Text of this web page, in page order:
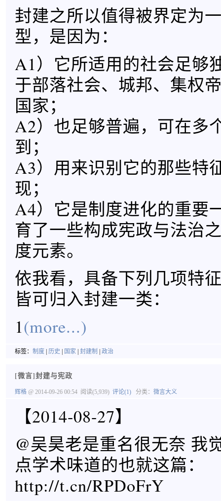
封建之所以值得被界定为
型，是因为：
A1）它所适用的社会足够
于部落社会、城邦、集权
国家；
A2）也足够普遍，可在多
到；
A3）用来识别它的那些特
现；
A4）它是制度进化的重要
育了一些构成宪政与法治
度元素。
依我看，具备下列几项特
皆可归入封建一类：
1(more...)
标签： 制度 历史 国家 封建制 政治
[微言]封建与宪政
辉格 @ 2014-09-26 00:54 阅读(5,939) 评论(1) 分类： 微言大义
【2014-08-27】
@吴昊老是重名很无奈 我
点学术味道的也就这篇：
http://t.cn/RPDoFrY